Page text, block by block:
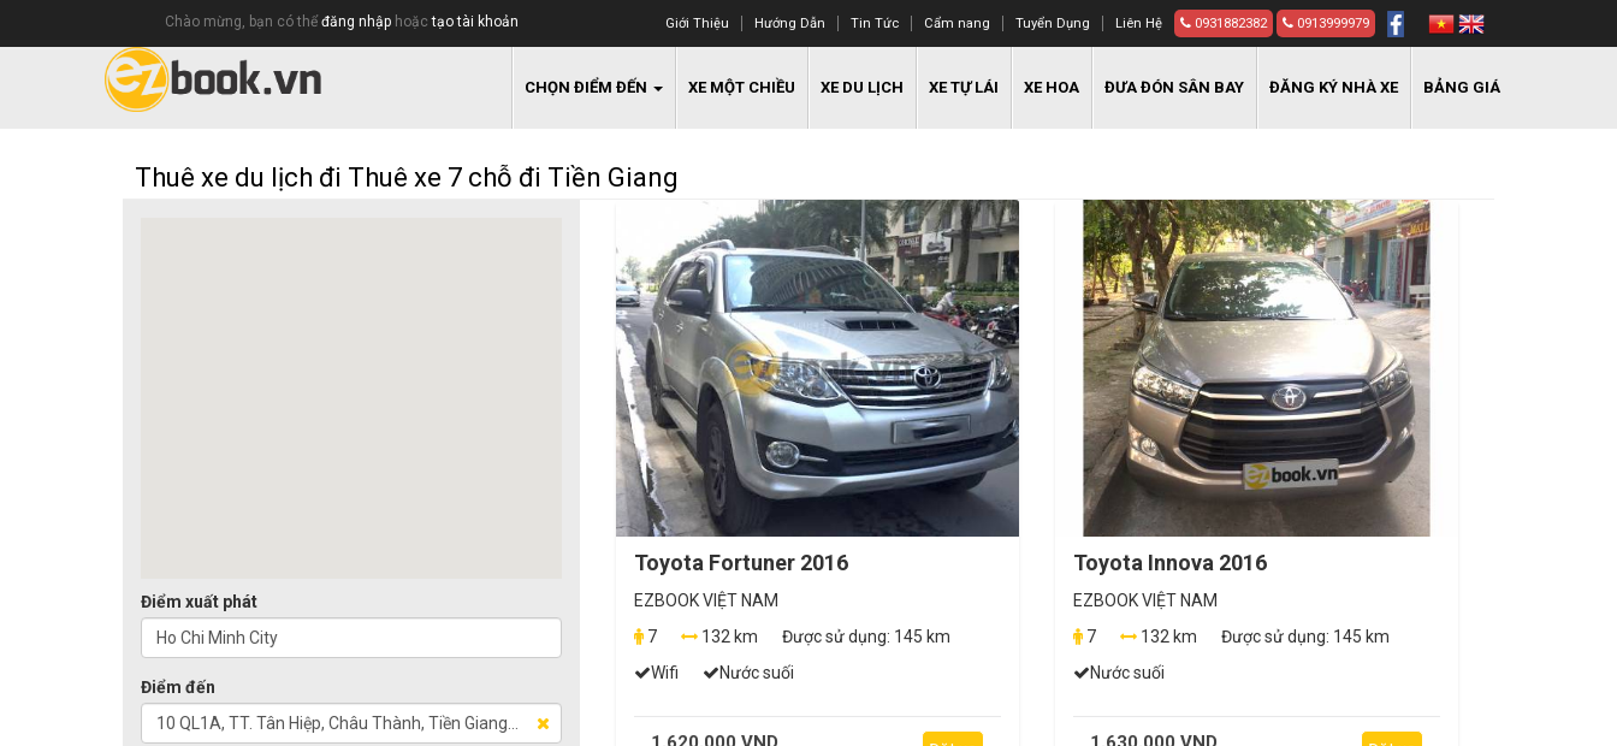
Chào mừng, bạn có thể đăng nhập hoặctạo tài khoản Giới Thiệu Hướng Dẫn Tin Tức Cẩm nang Tuyển Dụng Liên Hệ 0931882382 0913999979
CHỌN ĐIỂM ĐẾN XE MỘT CHIỀU XE DU LỊCH XE TỰ LÁI XE HOA ĐƯA ĐÓN SÂN BAY ĐĂNG KÝ NHÀ XE BẢNG GIÁ
Thuê xe du lịch đi Thuê xe 7 chỗ đi Tiền Giang
Điểm xuất phát
Điểm đến
Toyota Fortuner 2016
EZBOOK VIỆT NAM
7
132 km Được sử dụng: 145 km
Wifi
Nước suối
Toyota Innova 2016
EZBOOK VIỆT NAM
7
132 km Được sử dụng: 145 km
Nước suối